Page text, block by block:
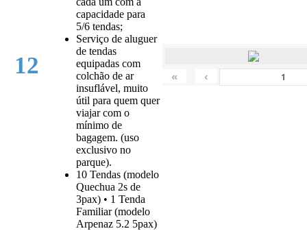
12
capacidade para
5/6 tendas;
Serviço de aluguer
de tendas
equipadas com
colchão de ar
insuflável, muito
útil para quem quer
viajar com o
mínimo de
bagagem. (uso
exclusivo no
parque).
10 Tendas (modelo
Quechua 2s de
3pax) • 1 Tenda
Familiar (modelo
Arpenaz 5.2 5pax)
« ‹